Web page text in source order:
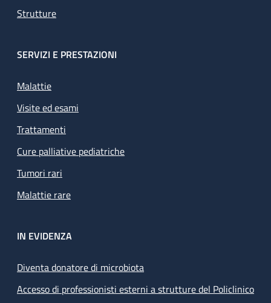
Strutture
SERVIZI E PRESTAZIONI
Malattie
Visite ed esami
Trattamenti
Cure palliative pediatriche
Tumori rari
Malattie rare
IN EVIDENZA
Diventa donatore di microbiota
Accesso di professionisti esterni a strutture del Policlinico